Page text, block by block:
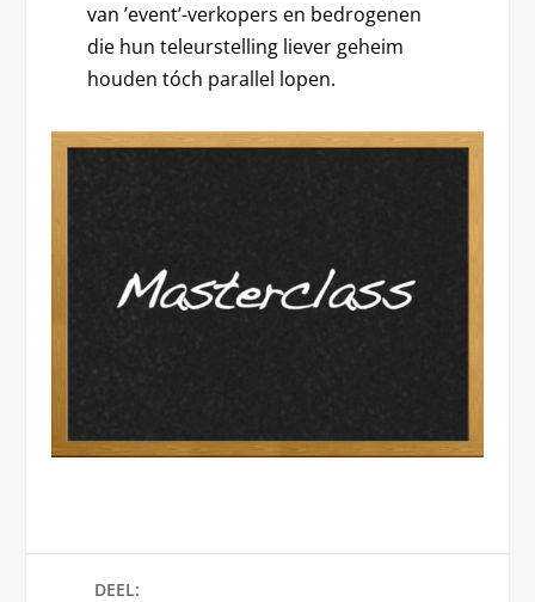
van ’event’-verkopers en bedrogenen
die hun teleurstelling liever geheim
houden tóch parallel lopen.
DEEL: